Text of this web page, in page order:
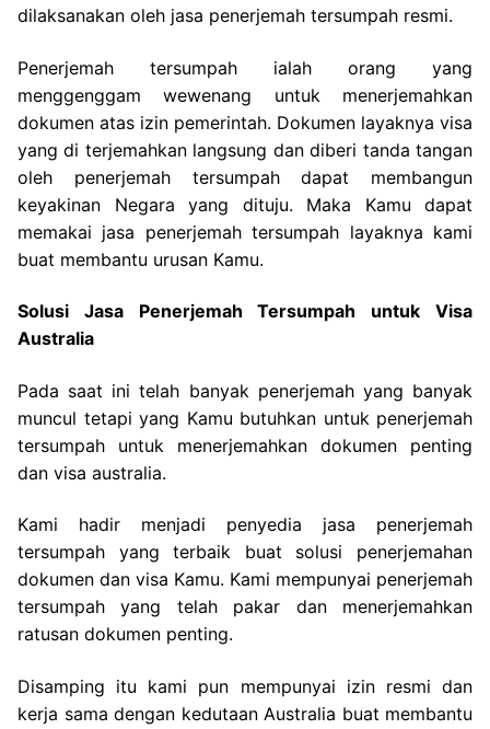
dilaksanakan oleh jasa penerjemah tersumpah resmi.
Penerjemah tersumpah ialah orang yang
menggenggam wewenang untuk menerjemahkan
dokumen atas izin pemerintah. Dokumen layaknya visa
yang di terjemahkan langsung dan diberi tanda tangan
oleh penerjemah tersumpah dapat membangun
keyakinan Negara yang dituju. Maka Kamu dapat
memakai jasa penerjemah tersumpah layaknya kami
buat membantu urusan Kamu.
Solusi Jasa Penerjemah Tersumpah untuk Visa
Australia
Pada saat ini telah banyak penerjemah yang banyak
muncul tetapi yang Kamu butuhkan untuk penerjemah
tersumpah untuk menerjemahkan dokumen penting
dan visa australia.
Kami hadir menjadi penyedia jasa penerjemah
tersumpah yang terbaik buat solusi penerjemahan
dokumen dan visa Kamu. Kami mempunyai penerjemah
tersumpah yang telah pakar dan menerjemahkan
ratusan dokumen penting.
Disamping itu kami pun mempunyai izin resmi dan
kerja sama dengan kedutaan Australia buat membantu